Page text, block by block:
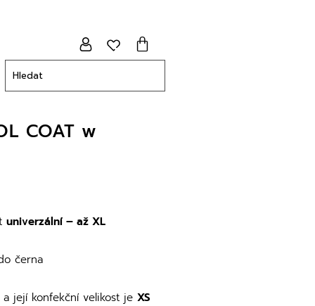
COAT w
univerzální – až XL
černa
a její konfekční velikost je XS